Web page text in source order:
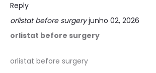
Reply
orlistat before surgery junho 02, 2026
orlistat before surgery
orlistat before surgery